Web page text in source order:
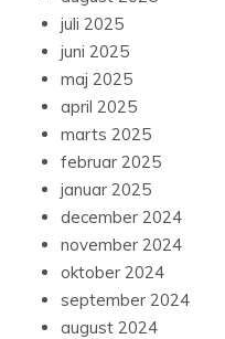
juli 2025
juni 2025
maj 2025
april 2025
marts 2025
februar 2025
januar 2025
december 2024
november 2024
oktober 2024
september 2024
august 2024